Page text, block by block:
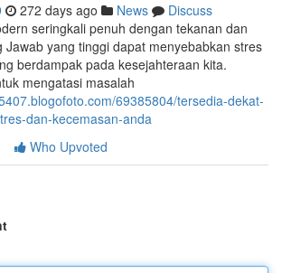
272 days ago News
Discuss
seringkali penuh dengan tekanan dan
Jawab yang tinggi dapat menyebabkan stres
berdampak pada kesejahteraan kita.
mengatasi masalah
69385804/tersedia-dekat-
dan-kecemasan-anda
Who Upvoted